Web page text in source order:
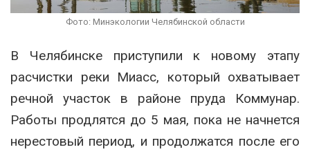
Фото: Минэкологии Челябинской области
В Челябинске приступили к новому этапу
расчистки реки Миасс, который охватывает
речной участок в районе пруда Коммунар.
Работы продлятся до 5 мая, пока не начнется
нерестовый период, и продолжатся после его